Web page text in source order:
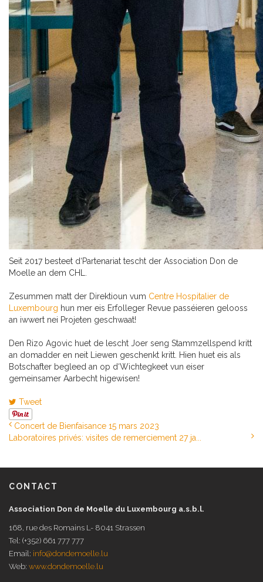
Seit 2017 besteet d‘Partenariat tescht der Association Don de
Moelle an dem CHL.
Zesummen matt der Direktioun vum Centre Hospitalier de
Luxembourg hun mer eis Erfolleger Revue passéieren gelooss
an iwwert nei Projeten geschwaat!
Den Rizo Agovic huet de lescht Joer seng Stammzellspend kritt
an domadder en neit Liewen geschenkt kritt. Hien huet eis als
Botschafter begleed an op d‘Wichtegkeet vun eiser
gemeinsamer Aarbecht higewisen!
Tweet
Concert de Bienfaisance 15 mars 2023
Laboratoires privés: visites de remerciement 27 ja...
CONTACT
Association Don de Moelle du Luxembourg a.s.b.l.
168, rue des Romains L- 8041 Strassen
Tel: (+352) 661 777 777
Email: info@dondemoelle.lu
Web: www.dondemoelle.lu